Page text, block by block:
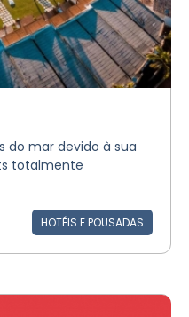
do mar devido à sua
totalmente
HOTÉIS E POUSADAS